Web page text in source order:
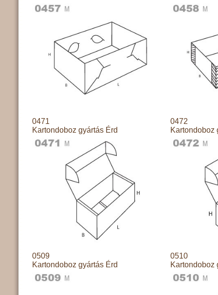
0471
Kartondoboz gyártás Érd
0472
Kartondoboz
0509
Kartondoboz gyártás Érd
0510
Kartondoboz